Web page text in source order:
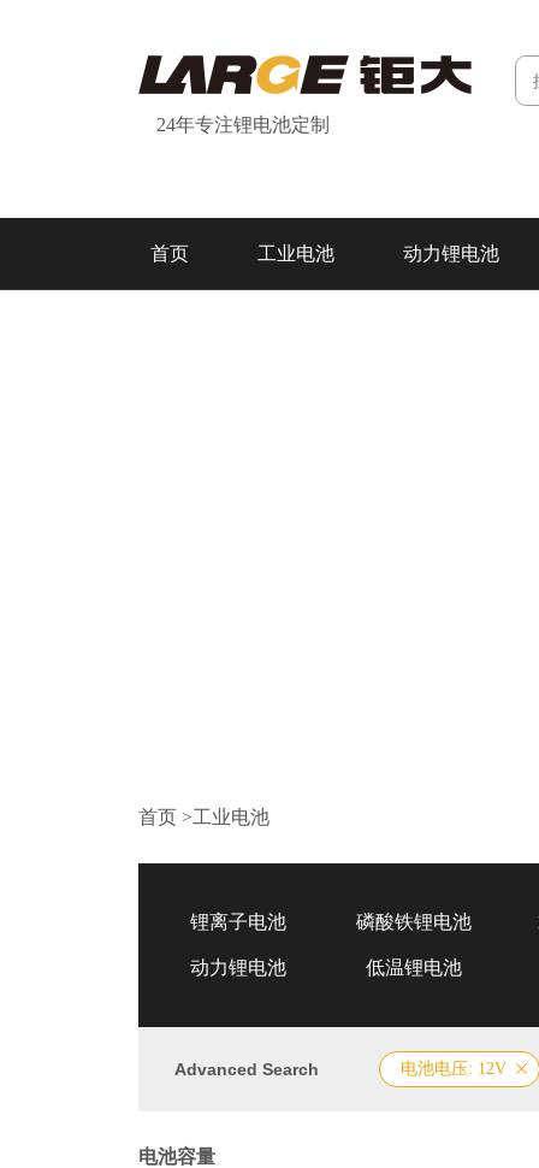
24年专注锂电池定制
首页 工业电池 动力锂电池
首页 >工业电池
锂离子电池 磷酸铁锂电池
动力锂电池 低温锂电池
Advanced Search 电池电压: 12V
电池容量